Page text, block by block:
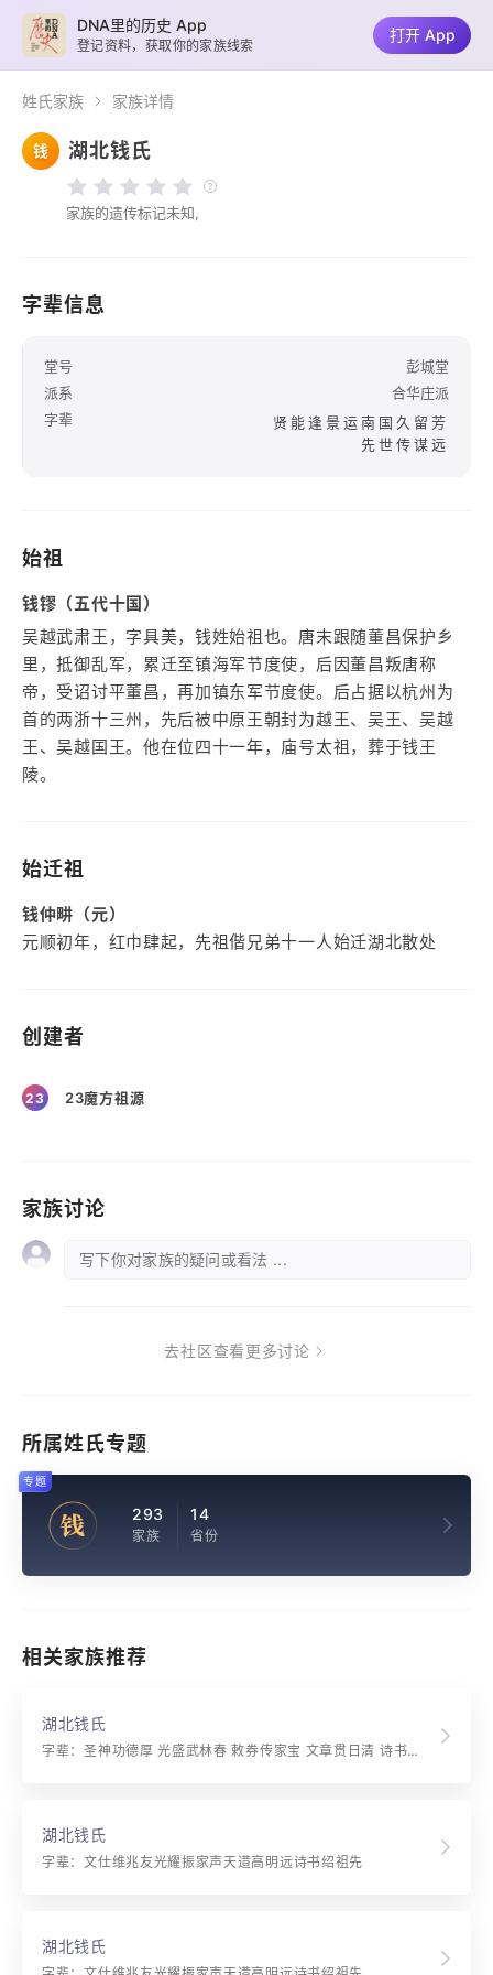
姓氏家族 家族详情
钱 湖北钱氏
家族的遗传标记未知,
字辈信息
堂号
彭城堂
派系
合华庄派
字辈
贤能逢景运南国久留芳
先世传谋远
始祖
钱镠（五代十国）
吴越武肃王，字具美，钱姓始祖也。唐末跟随董昌保护乡
里，抵御乱军，累迁至镇海军节度使，后因董昌叛唐称
帝，受诏讨平董昌，再加镇东军节度使。后占据以杭州为
首的两浙十三州，先后被中原王朝封为越王、吴王、吴越
王、吴越国王。他在位四十一年，庙号太祖，葬于钱王
陵。
始迁祖
钱仲畊（元）
元顺初年，红巾肆起，先祖偕兄弟十一人始迁湖北散处
创建者
23 23魔方祖源
家族讨论
写下你对家族的疑问或看法 ...
去社区查看更多讨论
所属姓氏专题
钱 293
家族
14
省份
专题
相关家族推荐
湖北钱氏
字辈：圣神功德厚 光盛武林春 敕券传家宝 文章贯日清 诗书忠孝远 兰桂冕旒尊 温良恭俭让 奕世立尼门 王侯从古有 英烈至今新 物化天地象 人杰地灵生 蛟腾连风起 电紫与霞横 海阔波浪天 枝繁根蒂深 仰观星斗近 府视泰嵩平 皇图期巩固 终始垄骈臻
湖北钱氏
字辈：文仕维兆友光耀振家声天逪高明远诗书绍祖先
湖北钱氏
DNA里的历史 App
登记资料，获取你的家族线索
打开 App